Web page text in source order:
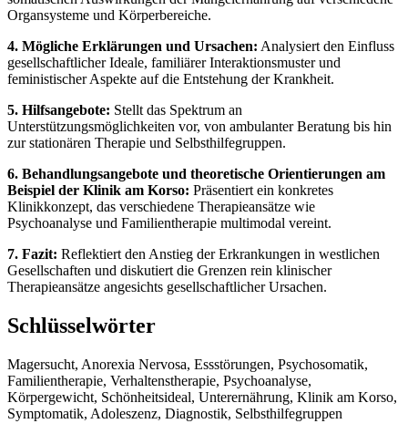
Organsysteme und Körperbereiche.
4. Mögliche Erklärungen und Ursachen: Analysiert den Einfluss
gesellschaftlicher Ideale, familiärer Interaktionsmuster und
feministischer Aspekte auf die Entstehung der Krankheit.
5. Hilfsangebote: Stellt das Spektrum an
Unterstützungsmöglichkeiten vor, von ambulanter Beratung bis hin
zur stationären Therapie und Selbsthilfegruppen.
6. Behandlungsangebote und theoretische Orientierungen am
Beispiel der Klinik am Korso: Präsentiert ein konkretes
Klinikkonzept, das verschiedene Therapieansätze wie
Psychoanalyse und Familientherapie multimodal vereint.
7. Fazit: Reflektiert den Anstieg der Erkrankungen in westlichen
Gesellschaften und diskutiert die Grenzen rein klinischer
Therapieansätze angesichts gesellschaftlicher Ursachen.
Schlüsselwörter
Magersucht, Anorexia Nervosa, Essstörungen, Psychosomatik,
Familientherapie, Verhaltenstherapie, Psychoanalyse,
Körpergewicht, Schönheitsideal, Unterernährung, Klinik am Korso,
Symptomatik, Adoleszenz, Diagnostik, Selbsthilfegruppen